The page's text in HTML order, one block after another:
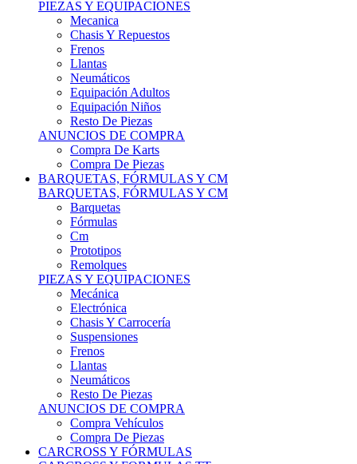
PIEZAS Y EQUIPACIONES
Mecanica
Chasis Y Repuestos
Frenos
Llantas
Neumáticos
Equipación Adultos
Equipación Niños
Resto De Piezas
ANUNCIOS DE COMPRA
Compra De Karts
Compra De Piezas
BARQUETAS, FÓRMULAS Y CM
BARQUETAS, FÓRMULAS Y CM
Barquetas
Fórmulas
Cm
Prototipos
Remolques
PIEZAS Y EQUIPACIONES
Mecánica
Electrónica
Chasis Y Carrocería
Suspensiones
Frenos
Llantas
Neumáticos
Resto De Piezas
ANUNCIOS DE COMPRA
Compra Vehículos
Compra De Piezas
CARCROSS Y FÓRMULAS